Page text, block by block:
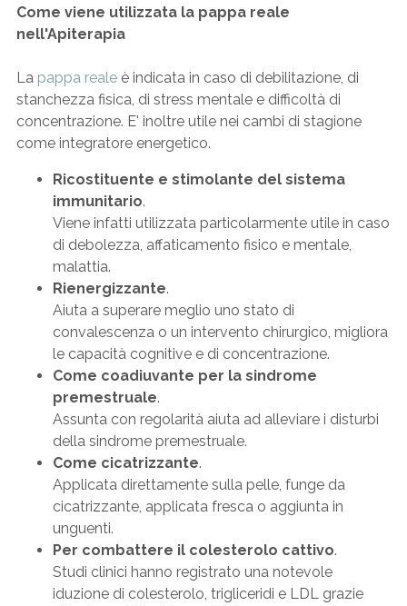
Come viene utilizzata la pappa reale
nell'Apiterapia
La pappa reale è indicata in caso di debilitazione, di
stanchezza fisica, di stress mentale e difficoltà di
concentrazione. E' inoltre utile nei cambi di stagione
come integratore energetico.
Ricostituente e stimolante del sistema
immunitario.
Viene infatti utilizzata particolarmente utile in caso
di debolezza, affaticamento fisico e mentale,
malattia.
Rienergizzante.
Aiuta a superare meglio uno stato di
convalescenza o un intervento chirurgico, migliora
le capacità cognitive e di concentrazione.
Come coadiuvante per la sindrome
premestruale.
Assunta con regolarità aiuta ad alleviare i disturbi
della sindrome premestruale.
Come cicatrizzante.
Applicata direttamente sulla pelle, funge da
cicatrizzante, applicata fresca o aggiunta in
unguenti.
Per combattere il colesterolo cattivo.
Studi clinici hanno registrato una notevole
iduzione di colesterolo, trigliceridi e LDL grazie